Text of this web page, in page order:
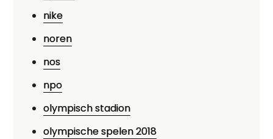
nike
noren
nos
npo
olympisch stadion
olympische spelen 2018